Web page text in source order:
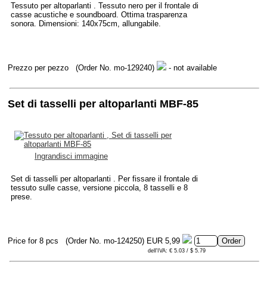
Tessuto per altoparlanti . Tessuto nero per il frontale di
casse acustiche e soundboard. Ottima trasparenza
sonora. Dimensioni: 140x75cm, allungabile.
Prezzo per pezzo (Order No. mo-129240) - not available
Set di tasselli per altoparlanti MBF-85
Ingrandisci immagine
Set di tasselli per altoparlanti . Per fissare il frontale di
tessuto sulle casse, versione piccola, 8 tasselli e 8
prese.
Price for 8 pcs (Order No. mo-124250) EUR 5,99
dell'IVA: € 5.03 / $ 5.79